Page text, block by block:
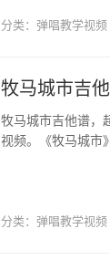
分类： 弹唱教学视频
牧马城市吉
牧马城市吉他谱，
视频。《牧马城市
分类： 弹唱教学视频